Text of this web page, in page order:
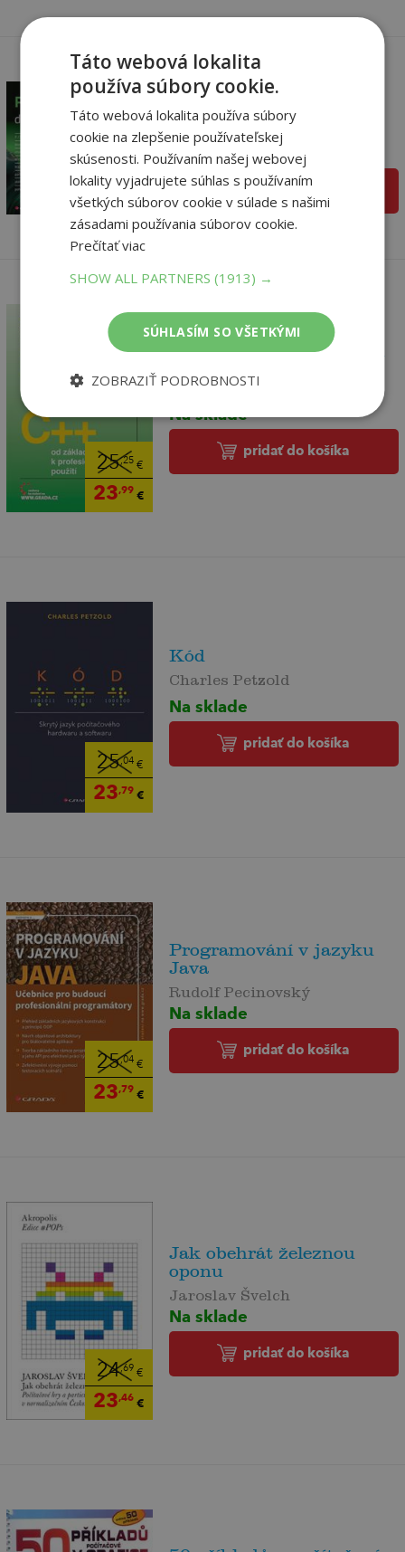
25,79€
24 ,50 €
Fotografujeme digitální
bezzrcadlovkou
Na sklade
pridať do košíka
25,25€
23,99 €
Programování v C++ od
Na sklade
pridať do košíka
25,04€
23,79€
Kód
Charles Petzold
Na sklade
pridať do košíka
25,04€
23,79 €
Programování v jazyku
Java
Rudolf Pecinovský
Na sklade
pridať do košíka
24,69 €
23,46€
Jak obehrát železnou
oponu
Jaroslav Švelch
Na sklade
pridať do košíka
Táto webová lokalita
používa súbory cookie.
Táto webová lokalita používa súbory
cookie na zlepšenie používateľskej
skúsenosti. Používaním našej webovej
lokality vyjadrujete súhlas s používaním
všetkých súborov cookie v súlade s našimi
zásadami používania súborov cookie.
Prečítať viac
SHOW ALL PARTNERS(1913) →
SÚHLASÍM SO VŠETKÝMI
ZOBRAZIŤ PODROBNOSTI